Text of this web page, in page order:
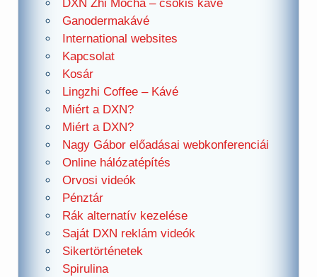
DXN Zhi Mocha – csokis kávé
Ganodermakávé
International websites
Kapcsolat
Kosár
Lingzhi Coffee – Kávé
Miért a DXN?
Miért a DXN?
Nagy Gábor előadásai webkonferenciái
Online hálózatépítés
Orvosi videók
Pénztár
Rák alternatív kezelése
Saját DXN reklám videók
Sikertörténetek
Spirulina